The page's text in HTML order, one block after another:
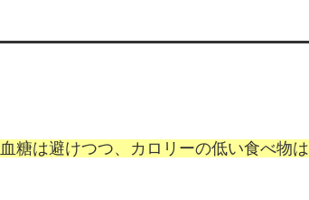
糖は避けつつ、カロリーの低い食べ物は